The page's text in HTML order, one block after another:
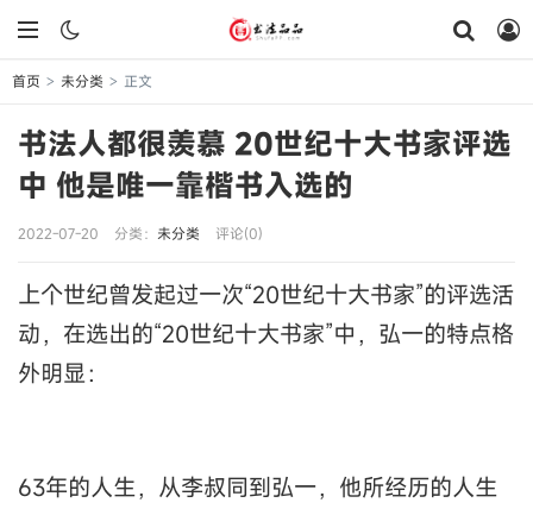
首页 > 未分类 > 正文
书法人都很羡慕 20世纪十大书家评选
中 他是唯一靠楷书入选的
2022-07-20 分类： 未分类 评论(0)
上个世纪曾发起过一次“20世纪十大书家”的评选活
动，在选出的“20世纪十大书家”中，弘一的特点格
外明显：
63年的人生，从李叔同到弘一，他所经历的人生